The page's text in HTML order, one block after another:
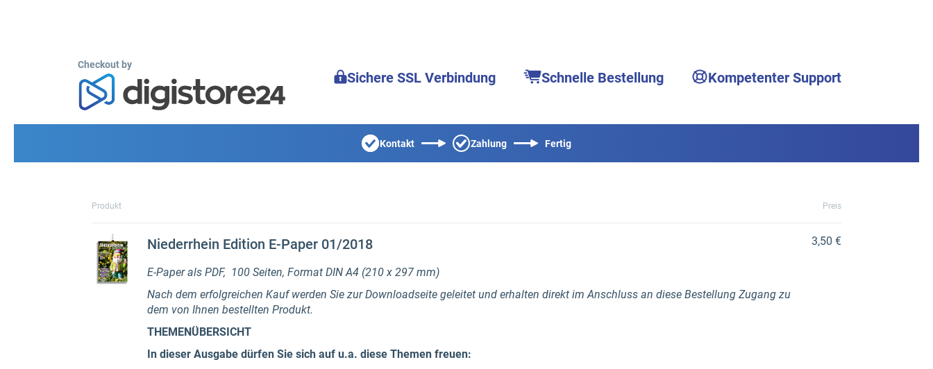
Checkout by
Sichere SSL Verbindung Schnelle Bestellung Kompetenter Support
Kontakt Zahlung Fertig
Produkt Preis
Niederrhein Edition E-Paper 01/2018
E-Paper als PDF, 100 Seiten, Format DIN A4 (210 x 297 mm)
Nach dem erfolgreichen Kauf werden Sie zur Downloadseite geleitet und erhalten direkt im Anschluss an diese Bestellung Zugang zu
dem von Ihnen bestellten Produkt.
THEMENÜBERSICHT
In dieser Ausgabe dürfen Sie sich auf u.a. diese Themen freuen:
3,50 €